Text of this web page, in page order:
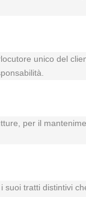
unico del
per il
tratti distintivi